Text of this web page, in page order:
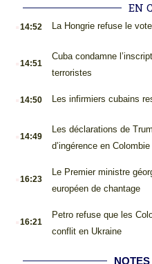
EN
14:52 La Hongrie refuse le
14:51
Cuba condamne
terroristes
14:50 Les infirmiers cubains
14:49
Les déclarations de
d’ingérence en Colombie
16:23
Le Premier ministre
européen de chantage
16:21
Petro refuse que les
conflit en Ukraine